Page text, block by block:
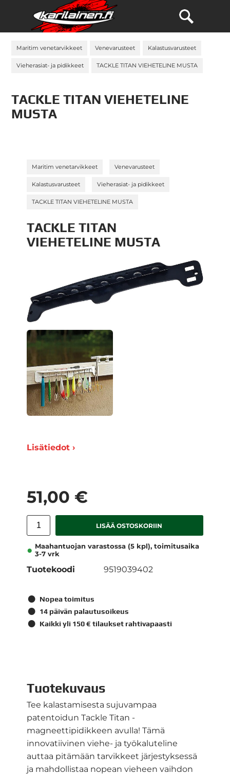
Maritim venetarvikkeet Venevarusteet Kalastusvarusteet
Vieherasiat- ja pidikkeet TACKLE TITAN VIEHETELINE MUSTA
TACKLE TITAN VIEHETELINE
MUSTA
Maritim venetarvikkeet Venevarusteet
Kalastusvarusteet Vieherasiat- ja pidikkeet
TACKLE TITAN VIEHETELINE MUSTA
TACKLE TITAN
VIEHETELINE MUSTA
Lisätiedot ›
51,00 €
LISÄÄ OSTOSKORIIN
Maahantuojan varastossa (5 kpl), toimitusaika
3-7 vrk
Tuotekoodi 9519039402
Nopea toimitus
14 päivän palautusoikeus
Kaikki yli 150 € tilaukset rahtivapaasti
Tuotekuvaus
Tee kalastamisesta sujuvampaa
patentoidun Tackle Titan -
magneettipidikkeen avulla! Tämä
innovatiivinen viehe- ja työkaluteline
auttaa pitämään tarvikkeet järjestyksessä
ja mahdollistaa nopean vieheen vaihdon